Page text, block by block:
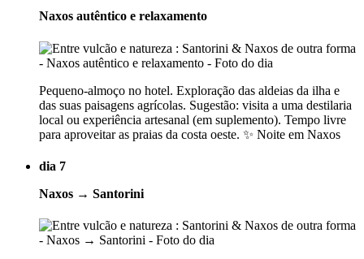
Naxos autêntico e relaxamento
Pequeno-almoço no hotel. Exploração das aldeias da ilha e
das suas paisagens agrícolas. Sugestão: visita a uma destilaria
local ou experiência artesanal (em suplemento). Tempo livre
para aproveitar as praias da costa oeste. ✨ Noite em Naxos
dia 7
Naxos → Santorini